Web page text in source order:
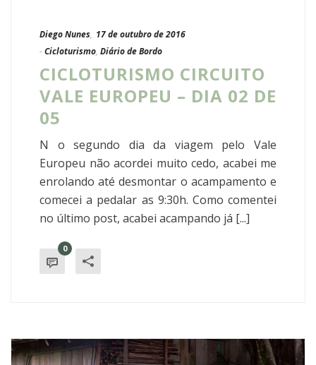
Diego Nunes, 17 de outubro de 2016
- Cicloturismo, Diário de Bordo
CICLOTURISMO CIRCUITO
VALE EUROPEU – DIA 02 DE
05
N o segundo dia da viagem pelo Vale
Europeu não acordei muito cedo, acabei me
enrolando até desmontar o acampamento e
comecei a pedalar as 9:30h. Como comentei
no último post, acabei acampando já [...]
0